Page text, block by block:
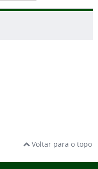
Voltar para o topo